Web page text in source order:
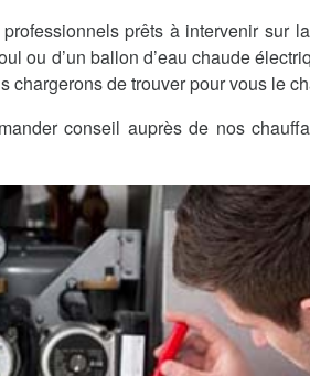
prêts à intervenir sur
ou d’un ballon d’eau chaude
chargerons de trouver pour vous le
conseil auprès de nos